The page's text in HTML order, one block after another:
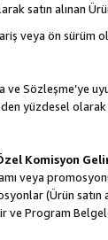
satın alınan
veya ön sürüm
Sözleşme’ye
yüzdesel olarak
Komisyon
veya
(Ürün satın
Program